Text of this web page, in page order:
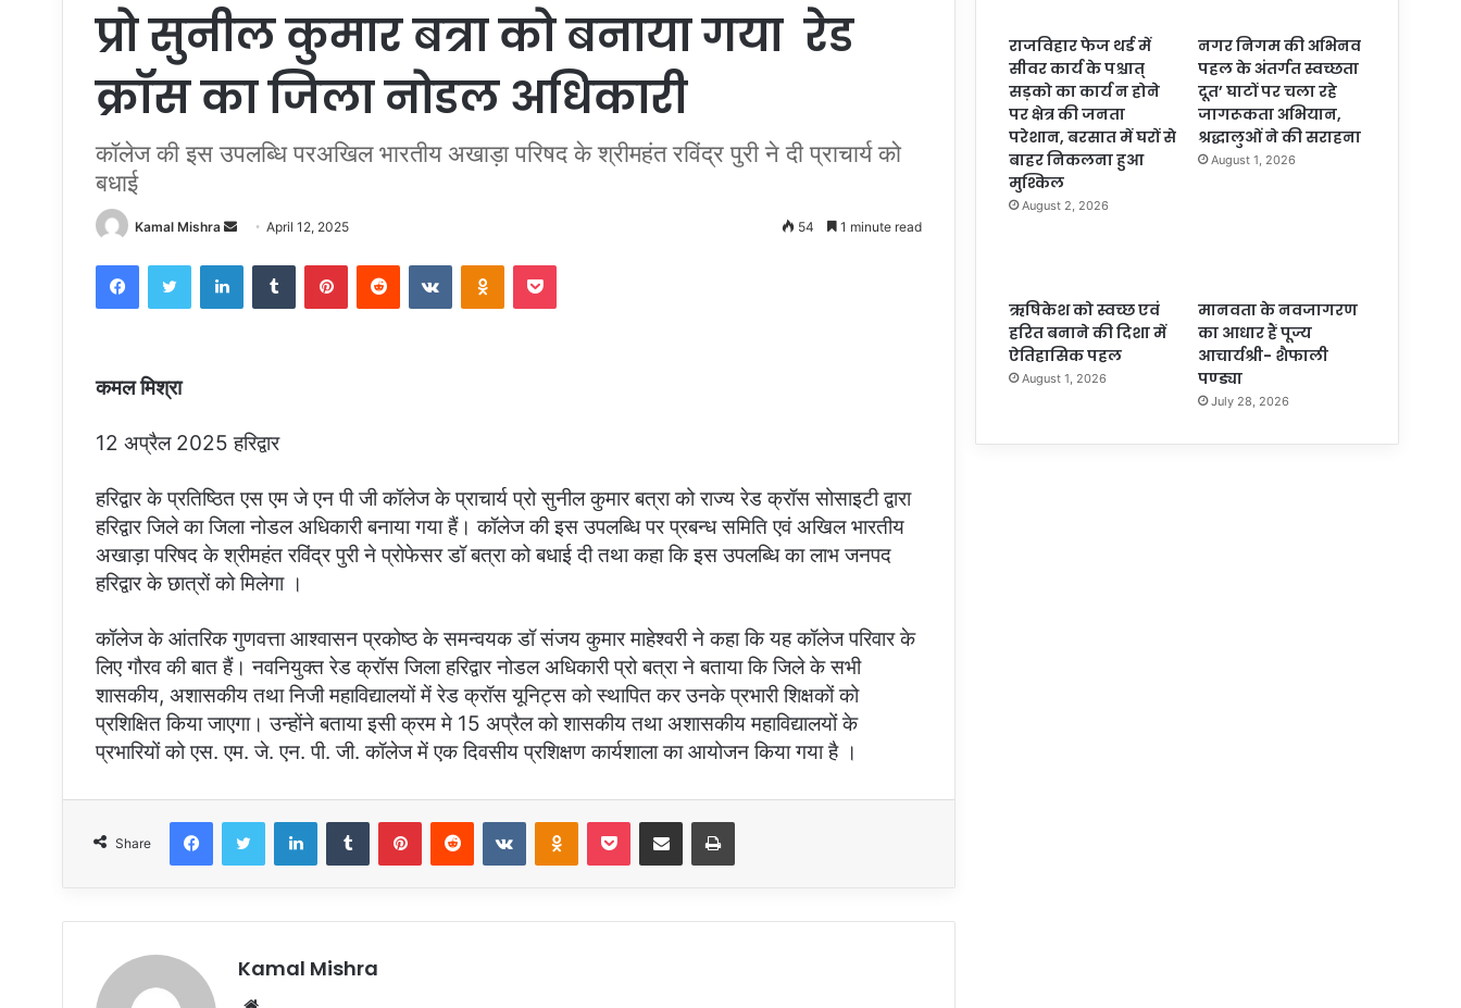
प्रो सुनील कुमार बत्रा को बनाया गया रेड
क्रॉस का जिला नोडल अधिकारी
कॉलेज की इस उपलब्धि परअखिल भारतीय अखाड़ा परिषद के श्रीमहंत रविंद्र पुरी ने दी प्राचार्य को
बधाई
Kamal Mishra
Send April 12, 2025 54 1 minute read
FacebookTwitter LinkedInTumblr PinterestReddit VKontakteOdnoklassniki
Pocket
कमल मिश्रा
12 अप्रैल 2025 हरिद्वार
हरिद्वार के प्रतिष्ठित एस एम जे एन पी जी कॉलेज के प्राचार्य प्रो सुनील कुमार बत्रा को राज्य रेड क्रॉस सोसाइटी द्वारा
हरिद्वार जिले का जिला नोडल अधिकारी बनाया गया हैं। कॉलेज की इस उपलब्धि पर प्रबन्ध समिति एवं अखिल भारतीय
अखाड़ा परिषद के श्रीमहंत रविंद्र पुरी ने प्रोफेसर डॉ बत्रा को बधाई दी तथा कहा कि इस उपलब्धि का लाभ जनपद
हरिद्वार के छात्रों को मिलेगा ।
कॉलेज के आंतरिक गुणवत्ता आश्वासन प्रकोष्ठ के समन्वयक डॉ संजय कुमार माहेश्वरी ने कहा कि यह कॉलेज परिवार के
लिए गौरव की बात हैं। नवनियुक्त रेड क्रॉस जिला हरिद्वार नोडल अधिकारी प्रो बत्रा ने बताया कि जिले के सभी
शासकीय, अशासकीय तथा निजी महाविद्यालयों में रेड क्रॉस यूनिट्स को स्थापित कर उनके प्रभारी शिक्षकों को
प्रशिक्षित किया जाएगा। उन्होंने बताया इसी क्रम मे 15 अप्रैल को शासकीय तथा अशासकीय महाविद्यालयों के
प्रभारियों को एस. एम. जे. एन. पी. जी. कॉलेज में एक दिवसीय प्रशिक्षण कार्यशाला का आयोजन किया गया है ।
Share
FacebookTwitter LinkedInTumblr PinterestReddit VKontakteOdnoklassniki
Pocket Share via Email Print
Kamal Mishra
राजविहार फेज थर्ड में
सीवर कार्य के पश्चात्
सड़को का कार्य न होने
पर क्षेत्र की जनता
परेशान, बरसात में घरों से
बाहर निकलना हुआ
मुश्किल
August 2, 2026
नगर निगम की अभिनव
पहल के अंतर्गत स्वच्छता
दूत’ घाटों पर चला रहे
जागरूकता अभियान,
श्रद्धालुओं ने की सराहना
August 1, 2026
ऋषिकेश को स्वच्छ एवं
हरित बनाने की दिशा में
ऐतिहासिक पहल
August 1, 2026
मानवता के नवजागरण
का आधार हैं पूज्य
आचार्यश्री- शैफाली
पण्ड्या
July 28, 2026